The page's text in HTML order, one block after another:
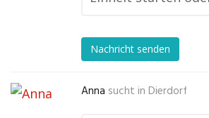
Nachricht senden
Anna sucht in Dierdorf